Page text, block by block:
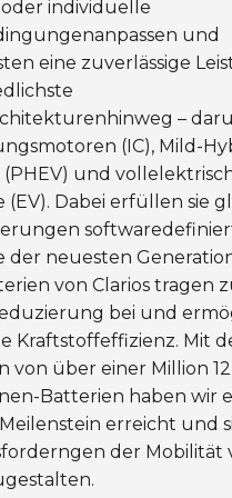
individuelle
und
eine zuverlässige
–
(IC), Mild-
und
(EV). Dabei erfüllen sie
der neuesten
von Clarios tragen
bei und
Kraftstoffeffizienz. Mit
von über einer Million
Batterien haben wir
erreicht und
der Mobilität